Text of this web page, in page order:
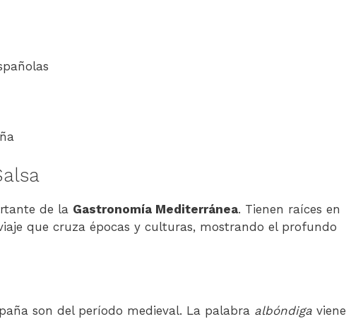
de la Gastronomía Mediterránea. Tienen raíces en
que cruza épocas y culturas, mostrando el profundo
son del período medieval. La palabra albóndiga viene